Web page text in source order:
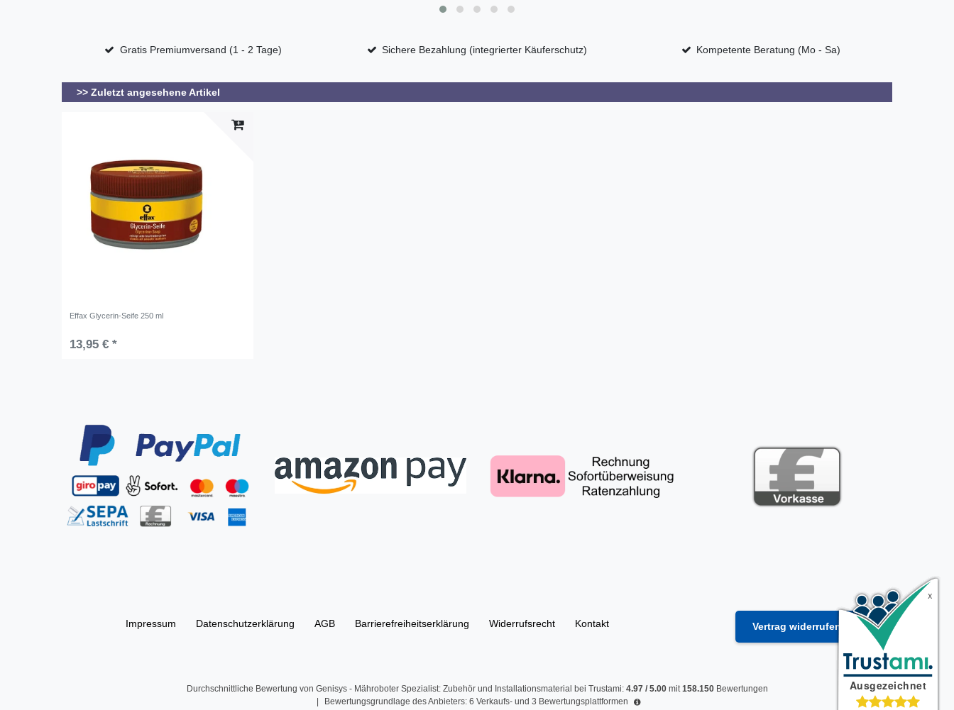
Gratis Premiumversand (1 - 2 Tage) Sichere Bezahlung (integrierter Käuferschutz) Kompetente Beratung (Mo - Sa)
>> Zuletzt angesehene Artikel
Effax Glycerin-Seife 250 ml
13,95 € *
Impressum Daten­schutz­erklärung AGB Barrierefreiheitserklärung Widerrufs­recht Kontakt Vertrag widerrufen
Durchschnittliche Bewertung von Genisys - Mähroboter Spezialist: Zubehör und Installationsmaterial bei Trustami: 4.97/ 5.00mit 158.150 Bewertungen
|
Bewertungsgrundlage des Anbieters: 6 Verkaufs- und 3 Bewertungsplattformen